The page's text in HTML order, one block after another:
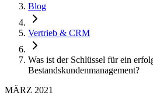
Blog
Vertrieb & CRM
Was ist der Schlüssel für ein
Bestandskundenmanagement?
MÄRZ 2021